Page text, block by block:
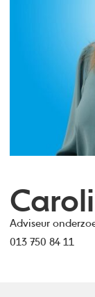
Adviseur
013 750 84 11